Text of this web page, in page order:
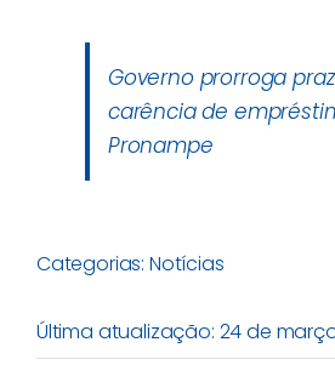
Governo prorroga
carência de
Pronampe
Categorias: Notícias
Última atualização: 24 de